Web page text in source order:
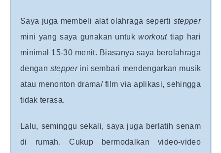
Saya juga membeli alat olahraga seperti stepper
mini yang saya gunakan untukworkout tiap hari
minimal 15-30 menit. Biasanya saya berolahraga
dengan stepper ini sembari mendengarkan musik
atau menonton drama/ film via aplikasi, sehingga
tidak terasa.
Lalu, seminggu sekali, saya juga berlatih senam
di rumah. Cukup bermodalkan video-video